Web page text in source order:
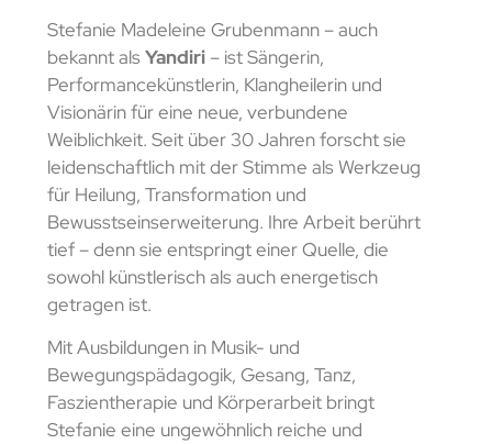
Stefanie Madeleine Grubenmann – auch
bekannt alsYandiri– ist Sängerin,
Performancekünstlerin, Klangheilerin und
Visionärin für eine neue, verbundene
Weiblichkeit. Seit über 30 Jahren forscht sie
leidenschaftlich mit der Stimme als Werkzeug
für Heilung, Transformation und
Bewusstseinserweiterung. Ihre Arbeit berührt
tief – denn sie entspringt einer Quelle, die
sowohl künstlerisch als auch energetisch
getragen ist.
Mit Ausbildungen in Musik- und
Bewegungspädagogik, Gesang, Tanz,
Faszientherapie und Körperarbeit bringt
Stefanie eine ungewöhnlich reiche und